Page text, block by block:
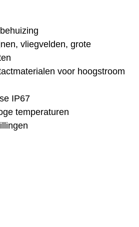
vliegvelden, grote
voor hoogstroom
IP67
temperaturen